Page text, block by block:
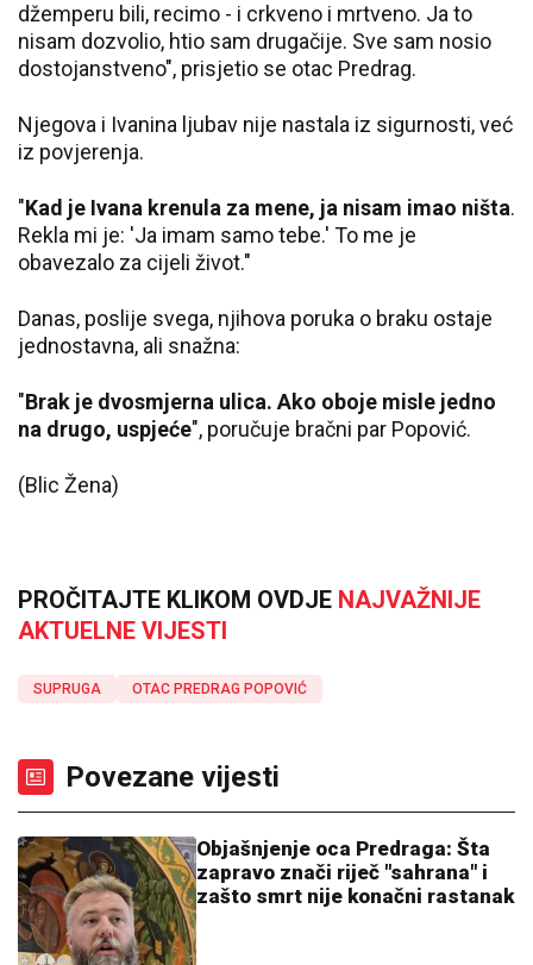
džemperu bili, recimo - i crkveno i mrtveno. Ja to
nisam dozvolio, htio sam drugačije. Sve sam nosio
dostojanstveno", prisjetio se otac Predrag.
Njegova i Ivanina ljubav nije nastala iz sigurnosti, već
iz povjerenja.
"Kad je Ivana krenula za mene, ja nisam imao ništa.
Rekla mi je: 'Ja imam samo tebe.' To me je
obavezalo za cijeli život."
Danas, poslije svega, njihova poruka o braku ostaje
jednostavna, ali snažna:
"Brak je dvosmjerna ulica. Ako oboje misle jedno
na drugo, uspjeće", poručuje bračni par Popović.
(Blic Žena)
PROČITAJTE KLIKOM OVDJE NAJVAŽNIJE
AKTUELNE VIJESTI
SUPRUGA OTAC PREDRAG POPOVIĆ
Povezane vijesti
Objašnjenje oca Predraga: Šta
zapravo znači riječ "sahrana" i
zašto smrt nije konačni rastanak